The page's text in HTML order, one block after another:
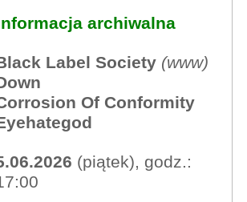
archiwalna
Label Society (www)
Of Conformity
(piątek), godz.: